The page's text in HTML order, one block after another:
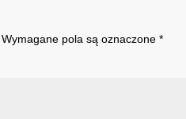
Wymagane pola są oznaczone *